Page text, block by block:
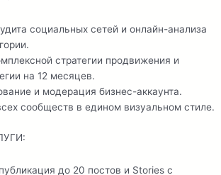
социальных сетей и онлайн-анализа
стратегии продвижения и
на 12 месяцев.
и модерация бизнес-аккаунта.
сообществ в едином визуальном стиле.
до 20 постов и Stories с